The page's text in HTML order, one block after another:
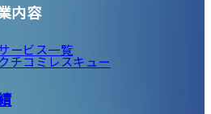
内容
ービス一覧
チコミレスキュー